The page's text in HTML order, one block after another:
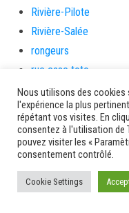
Rivière-Pilote
Rivière-Salée
rongeurs
rue case toto
Saint-Esprit
Saint-Pierre
Sainte-Marie
santé
Saveurs artisanes
Nous utilisons des cookies
l'expérience la plus
répétant vos visites. En
consentez à l'utilisation de
pouvez visiter les «
consentement contrôlé.
Cookie Settings